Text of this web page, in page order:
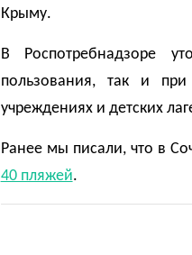
Крыму.
В Роспотребнадзоре
пользования, так и при
учреждениях и детских
Ранее мы писали, что в
40 пляжей.